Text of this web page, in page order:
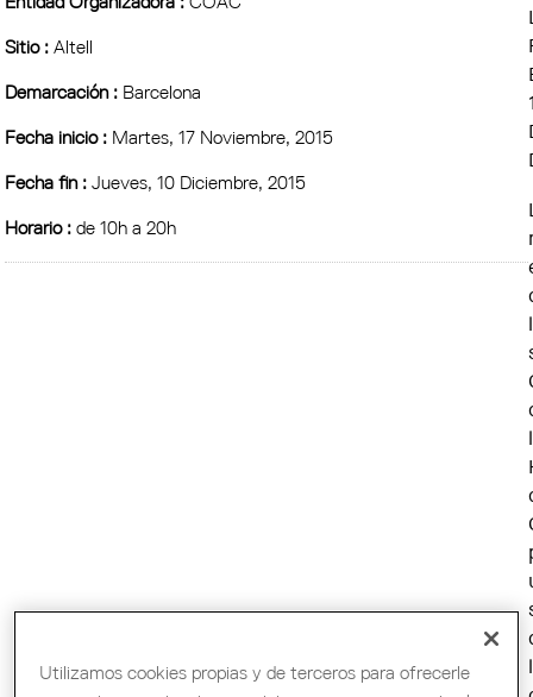
Sitio :Altell
Demarcación : Barcelona
Fecha inicio : Martes, 17 Noviembre, 2015
Fecha fin :Jueves, 10 Diciembre, 2015
Horario :de 10h a 20h
Utilizamos cookies propias y de terceros para ofrecerle